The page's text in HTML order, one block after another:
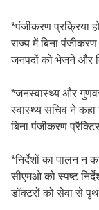
*पंजीकरण प्रक्रिया
राज्य में बिना
जनपदों को भेजने और
*जनस्वास्थ्य और
स्वास्थ्य सचिव ने कहा
बिना पंजीकरण
*निर्देशों का पालन न
सीएमओ को स्पष्ट
डॉक्टरों को सेवा से